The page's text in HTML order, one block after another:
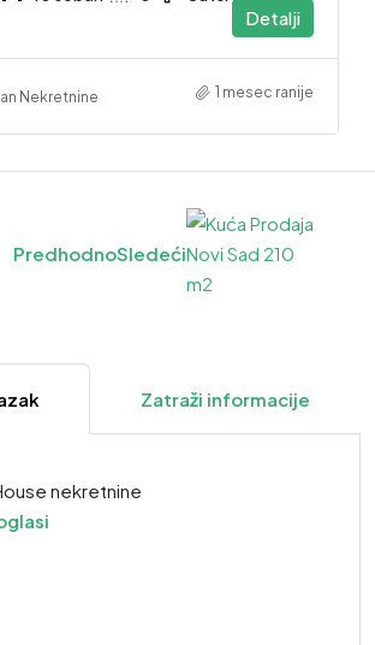
Detalji
Nekretnine 1 mesec ranije
PredhodnoSledeći
Zatraži informacije
nekretnine